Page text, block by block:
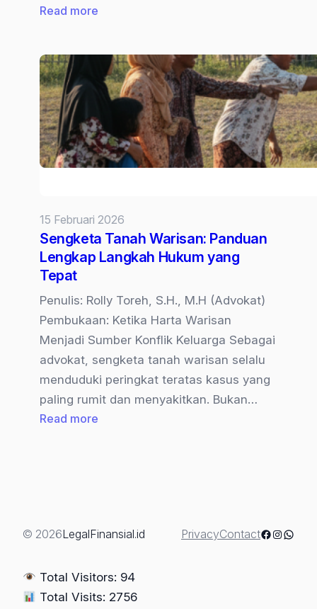
Read more
Angkat
Lisan
Tanpa
Penetapan
Pengadilan
dalam
Indonesia
15 Februari 2026
Sengketa Tanah Warisan: Panduan
Lengkap Langkah Hukum yang
Tepat
Penulis: Rolly Toreh, S.H., M.H (Advokat)
Pembukaan: Ketika Harta Warisan
Menjadi Sumber Konflik Keluarga Sebagai
advokat, sengketa tanah warisan selalu
menduduki peringkat teratas kasus yang
paling rumit dan menyakitkan. Bukan…
Read more
Langkah
yang
Tepat
© 2026LegalFinansial.id PrivacyContactFacebook
Total Visitors: 94
Total Visits: 2756